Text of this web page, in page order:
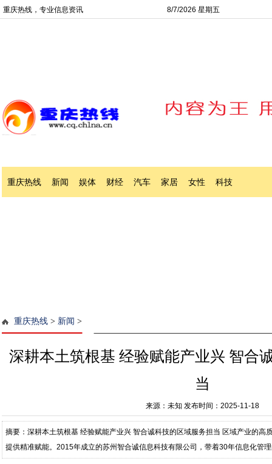
重庆热线，专业信息资讯 8/7/2026 星期五
重庆热线 新闻 娱体 财经 汽车 家居 女性 科技
重庆热线 > 新闻 >
深耕本土筑根基 经验赋能产业兴 智合
当
来源：未知 发布时间：2025-11-18
摘要：深耕本土筑根基 经验赋能产业兴 智合诚科技的区域服务担当 区域产业的高
提供精准赋能。2015年成立的苏州智合诚信息科技有限公司，带着30年信息化管